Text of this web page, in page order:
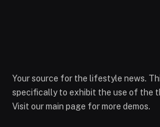
Your source for the lifestyle news.
specifically to exhibit the use of the
Visit our main page for more demos.